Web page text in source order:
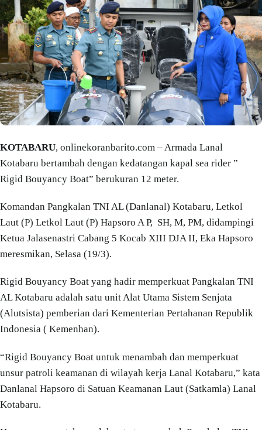
KOTABARU, onlinekoranbarito.com – Armada Lanal
Kotabaru bertambah dengan kedatangan kapal sea rider ”
Rigid Bouyancy Boat” berukuran 12 meter.
Komandan Pangkalan TNI AL (Danlanal) Kotabaru, Letkol
Laut (P) Letkol Laut (P) Hapsoro A P, SH, M, PM, didampingi
Ketua Jalasenastri Cabang 5 Kocab XIII DJA II, Eka Hapsoro
meresmikan, Selasa (19/3).
Rigid Bouyancy Boat yang hadir memperkuat Pangkalan TNI
AL Kotabaru adalah satu unit Alat Utama Sistem Senjata
(Alutsista) pemberian dari Kementerian Pertahanan Republik
Indonesia ( Kemenhan).
“Rigid Bouyancy Boat untuk menambah dan memperkuat
unsur patroli keamanan di wilayah kerja Lanal Kotabaru,” kata
Danlanal Hapsoro di Satuan Keamanan Laut (Satkamla) Lanal
Kotabaru.